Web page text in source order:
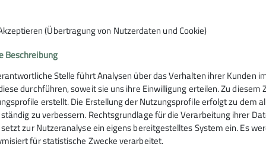
willst.
bist.
dabei zu sein.
Sicherheit.
uns
(Übertragung von Nutzerdaten und Cookie)
Beschreibung
Stelle führt Analysen über das Verhalten ihrer Kunden
durchführen, soweit sie uns ihre Einwilligung erteilen. Zu
erstellt. Die Erstellung der Nutzungsprofile erfolgt zu dem
zu verbessern. Rechtsgrundlage für die Verarbeitung ihrer
zur Nutzeranalyse ein eigens bereitgestelltes System ein. Es
für statistische Zwecke verarbeitet.